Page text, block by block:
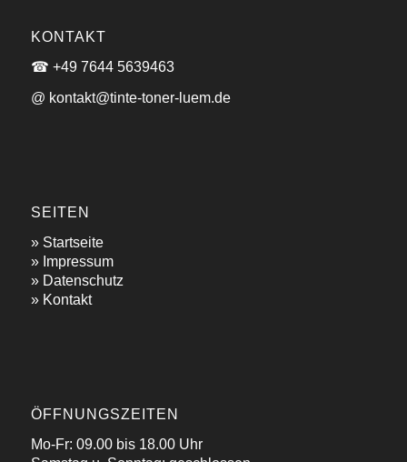
KONTAKT
☎ +49 7644 5639463
@ kontakt@tinte-toner-luem.de
SEITEN
» Startseite
» Impressum
» Datenschutz
» Kontakt
ÖFFNUNGSZEITEN
Mo-Fr: 09.00 bis 18.00 Uhr